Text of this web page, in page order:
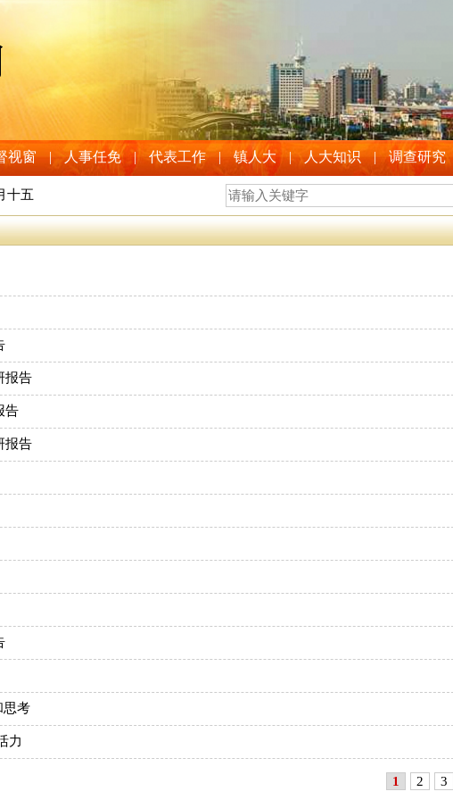
视窗 | 人事任免 | 代表工作 | 镇人大 | 人大知识 | 调查研究
十五
报告
告
报告
思考
力
1 2 3